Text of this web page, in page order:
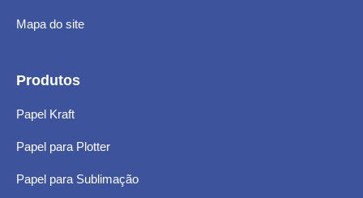
Mapa do site
Produtos
Papel Kraft
Papel para Plotter
Papel para Sublimação